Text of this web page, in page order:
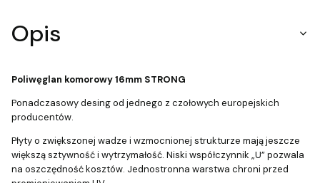
Opis
Poliwęglan komorowy 16mm STRONG
Ponadczasowy desing od jednego z czołowych europejskich
producentów.
Płyty o zwiększonej wadze i wzmocnionej strukturze mają jeszcze
większą sztywność i wytrzymałość. Niski współczynnik „U” pozwala
na oszczędność kosztów. Jednostronna warstwa chroni przed